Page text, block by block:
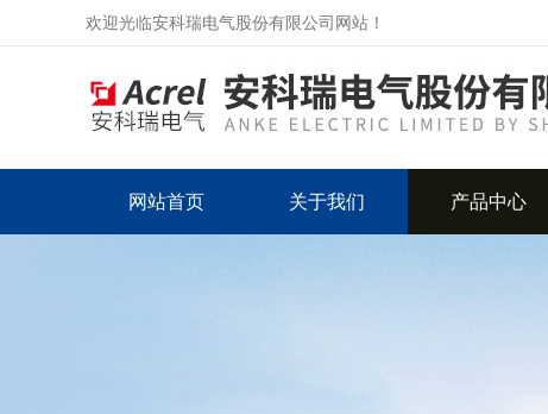
欢迎光临安科瑞电气股份有限公司网站！
网站首页 关于我们 产品中心